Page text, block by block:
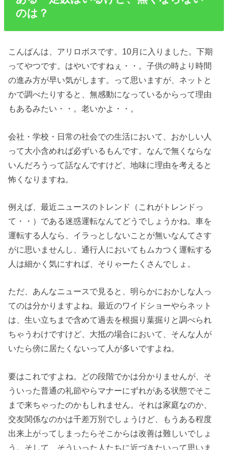
のは？
こんばんは、アリロボスです。10月に入りました。下期
ってやつです。はやいですねぇ・・。子供の時より時間
の進み方が早い気がします。って思いますが、ネットと
かで調べたりすると、無感動になっているからって理由
もあるみたい・・。老いかよ・・。
会社・学校・日常の社会での生活において、おかしい人
って大小含めれば必ずいるもんです。なんで無くならな
いんだろうって話なんですけど、地味に理由を考えると
怖くなりますね。
例えば、最近ニュースのトレンド（これがトレンドっ
て・・）である迷惑運転なんてどうでしょうかね。車を
運転する人なら、イラっとしないことが無いなんてさす
がに思いませんし、通行人においてもムカつく運転する
人は細かく気にすれば、そりゃーたくさんでしょ。
ただ、あんなニュースで見ると、明らかにおかしな人っ
てのは分かりますよね。最近のワイドショーやらネット
は、生い立ちまで含めて過去を根掘り葉掘りと調べられ
ちゃうわけですけど、大抵の場合において、そんな人が
いたら傍に居たくないって人が多いですよね。
要はこれですよね。どの段階でかは分かりませんが、そ
ういった普通の礼節やらマナーにずれがある状態でそこ
まで来ちゃったのかもしれません。それは家庭なのか、
交友関係なのかは千差万別でしょうけど、もうある程度
出来上がってしまったらそこからは改善は難しいでしょ
う。そして、そういった人たちに近づきたいって思いま